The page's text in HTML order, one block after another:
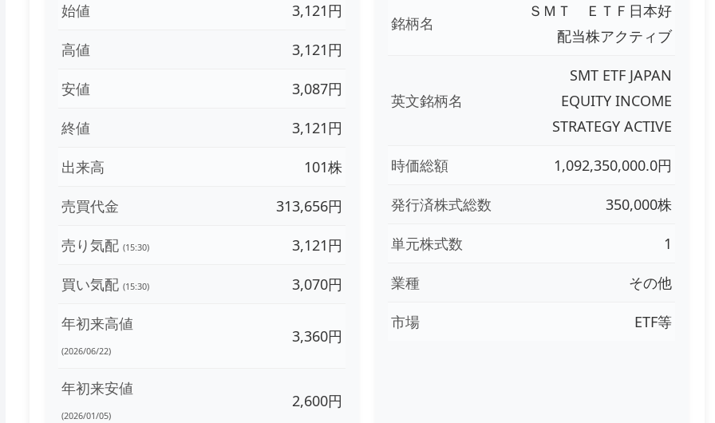
始値 3,121円
高値 3,121円
安値 3,087円
終値 3,121円
出来高 101株
売買代金 313,656円
売り気配 (15:30) 3,121円
買い気配 (15:30) 3,070円
年初来高値
(2026/06/22)
3,360円
年初来安値
(2026/01/05)
2,600円
銘柄名
ＳＭＴ ＥＴＦ日本好
配当株アクティブ
英文銘柄名
SMT ETF JAPAN
EQUITY INCOME
STRATEGY ACTIVE
時価総額 1,092,350,000.0円
発行済株式総数 350,000株
単元株式数 1
業種 その他
市場 ETF等